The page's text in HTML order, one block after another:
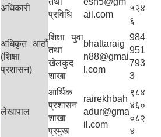
अधिकारी
प्रविधि
ail.com
५२४
६
अधिकृत आठौं
(शिक्षा
प्रशासन)
शिक्षा युवा
तथा
खेलकुद
शाखा
bhattaraig
n88@gmai
l.com
984
951
793
3
लेखापाल
आर्थिक
प्रशासन
शाखा
प्रमुख
rairekhbah
adur@gma
il.com
९८४
४६०
०८२
४